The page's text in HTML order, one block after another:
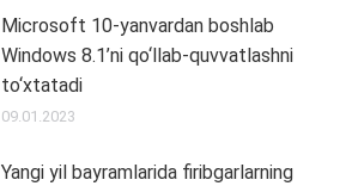
Microsoft 10-yanvardan boshlab
Windows 8.1’ni qo‘llab-quvvatlashni
to‘xtatadi
09.01.2023
Yangi yil bayramlarida firibgarlarning